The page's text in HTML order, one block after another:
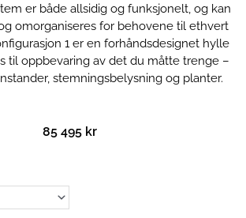
er både allsidig og funksjonelt, og kan
omorganiseres for behovene til ethvert
1 er en forhåndsdesignet hylle
til oppbevaring av det du måtte trenge –
stemningsbelysning og planter.
85 495 kr